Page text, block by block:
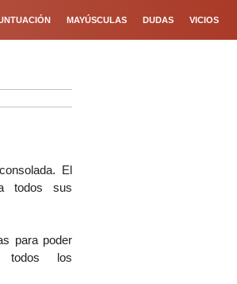
MAYÚSCULAS DUDAS VICIOS
El
todos sus
para poder
todos los